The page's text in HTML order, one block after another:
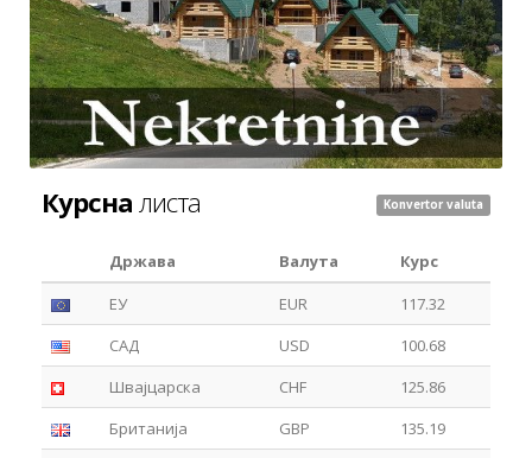
Курсна листа Konvertor valuta
Држава Валута
Курс
ЕУ
EUR
117.32
САД
USD
100.68
Швајцарска
CHF
125.86
Британија
GBP
135.19